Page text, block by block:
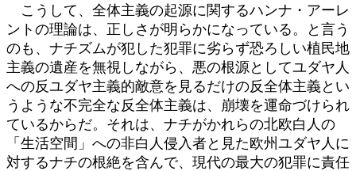
こうして、全体主義の起源に関するハンナ・アーレ
ントの理論は、正しさが明らかになっている。と言う
のも、ナチズムが犯した犯罪に劣らず恐ろしい植民地
主義の遺産を無視しながら、悪の根源としてユダヤ人
への反ユダヤ主義的敵意を見るだけの反全体主義とい
うような不完全な反全体主義は、崩壊を運命づけられ
ているからだ。それは、ナチがかれらの北欧白人の
「生活空間」への非白人侵入者と見た欧州ユダヤ人に
対するナチの根絶を含んで、現代の最大の犯罪に責任